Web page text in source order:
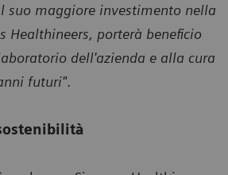
suo maggiore investimento nella
Healthineers, porterà beneficio
dell'azienda e alla cura
futuri".